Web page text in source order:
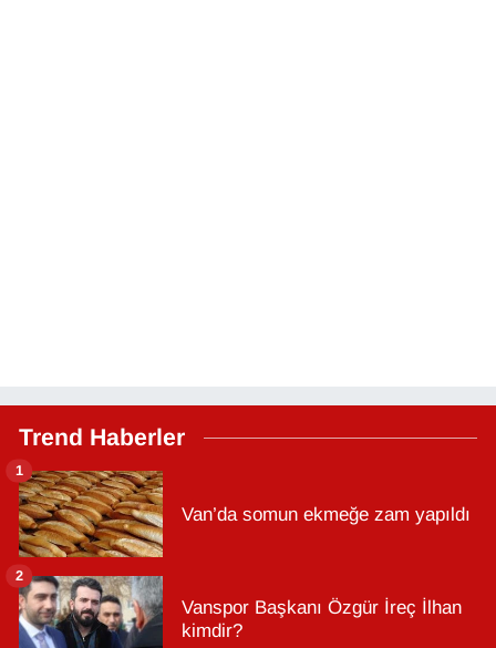
Trend Haberler
Van’da somun ekmeğe zam yapıldı
1
Vanspor Başkanı Özgür İreç İlhan
kimdir?
2